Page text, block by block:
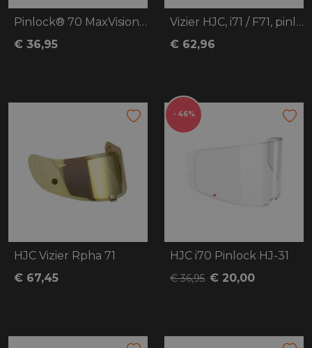
Pinlock® 70 MaxVisionT HJC, F100 maat L-
€ 36,95
Vizier HJC, i71 / F71, pinlock voorberei
€ 62,96
HJC Vizier Rpha 71
€ 67,45
- 46%
HJC i70 Pinlock HJ-31
€ 36,95 € 20,00